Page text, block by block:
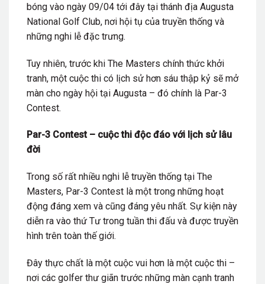
bóng vào ngày 09/04 tới đây tại thánh địa Augusta
National Golf Club, nơi hội tụ của truyền thống và
những nghi lễ đặc trưng.
Tuy nhiên, trước khi The Masters chính thức khởi
tranh, một cuộc thi có lịch sử hơn sáu thập kỷ sẽ mở
màn cho ngày hội tại Augusta – đó chính là Par-3
Contest.
Par-3 Contest – cuộc thi độc đáo với lịch sử lâu
đời
Trong số rất nhiều nghi lễ truyền thống tại The
Masters, Par-3 Contest là một trong những hoạt
động đáng xem và cũng đáng yêu nhất. Sự kiện này
diễn ra vào thứ Tư trong tuần thi đấu và được truyền
hình trên toàn thế giới.
Đây thực chất là một cuộc vui hơn là một cuộc thi –
nơi các golfer thư giãn trước những màn cạnh tranh